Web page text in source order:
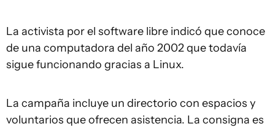
La activista por el software libre indicó que conoce
de una computadora del año 2002 que todavía
sigue funcionando gracias a Linux.
La campaña incluye un directorio con espacios y
voluntarios que ofrecen asistencia. La consigna es